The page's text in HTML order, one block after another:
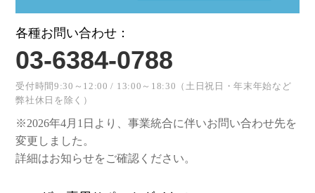
各種お問い合わせ：
03-6384-0788
受付時間9:30～12:00 / 13:00～18:30（土日祝日・年末年始など
弊社休日を除く）
※2026年4月1日より、事業統合に伴いお問い合わせ先を
変更しました。
詳細はお知らせをご確認ください。